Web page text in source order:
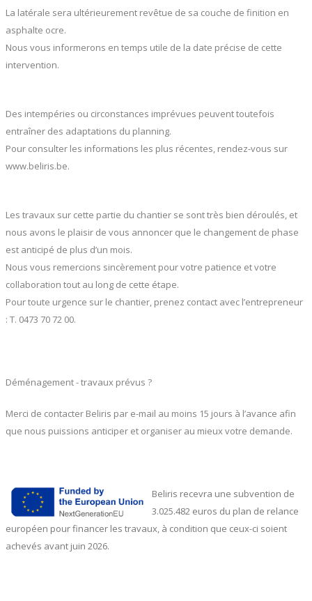
La latérale sera ultérieurement revêtue de sa couche de finition en
asphalte ocre.
Nous vous informerons en temps utile de la date précise de cette
intervention.
Des intempéries ou circonstances imprévues peuvent toutefois
entraîner des adaptations du planning.
Pour consulter les informations les plus récentes, rendez-vous sur
www.beliris.be.
Les travaux sur cette partie du chantier se sont très bien déroulés, et
nous avons le plaisir de vous annoncer que le changement de phase
est anticipé de plus d’un mois.
Nous vous remercions sincèrement pour votre patience et votre
collaboration tout au long de cette étape.
Pour toute urgence sur le chantier, prenez contact avec l’entrepreneur
: T. 0473 70 72 00.
Déménagement - travaux prévus ?
Merci de contacter Beliris par e-mail au moins 15 jours à l’avance afin
que nous puissions anticiper et organiser au mieux votre demande.
Beliris recevra une subvention de
3.025.482 euros du plan de relance
européen pour financer les travaux, à condition que ceux-ci soient
achevés avant juin 2026.